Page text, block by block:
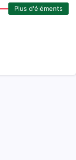
Plus d'éléments